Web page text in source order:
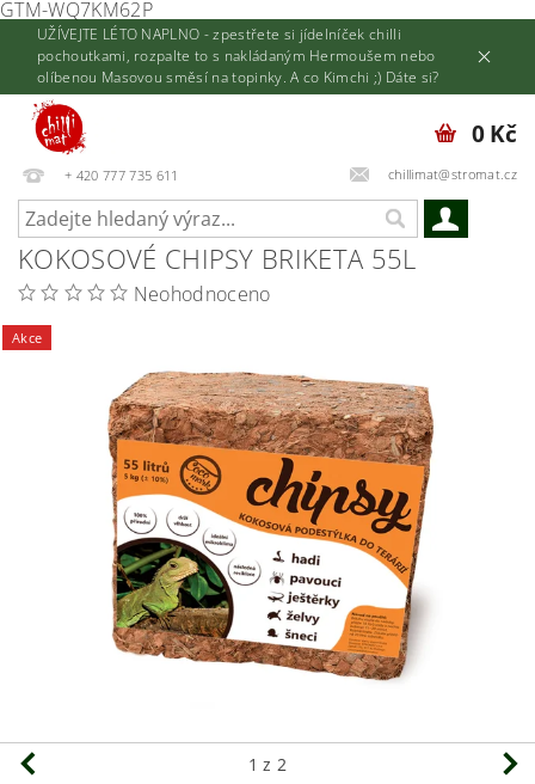
GTM-WQ7KM62P
UŽÍVEJTE LÉTO NAPLNO - zpestřete si jídelníček chilli
pochoutkami, rozpalte to s nakládaným Hermoušem nebo
olíbenou Masovou směsí na topinky. A co Kimchi ;) Dáte si?
+ 420 777 735 611 chillimat@stromat.cz
0 Kč
KOKOSOVÉ CHIPSY BRIKETA 55L
Neohodnoceno
Akce
1 z 2